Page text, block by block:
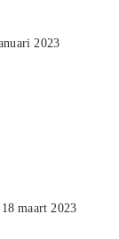
2023
18 maart 2023